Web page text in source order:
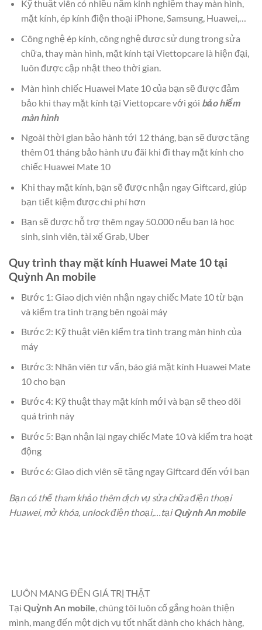
Kỹ thuật viên có nhiều năm kinh nghiệm thay màn hình,
mặt kính, ép kính điện thoại iPhone, Samsung, Huawei,…
Công nghệ ép kính, công nghệ được sử dụng trong sửa
chữa, thay màn hình, mặt kính tại Viettopcare là hiện đại,
luôn được cập nhật theo thời gian.
Màn hình chiếc Huawei Mate 10 của bạn sẽ được đảm
bảo khi thay mặt kính tại Viettopcare với gói bảo hiểm
màn hình
Ngoài thời gian bảo hành tới 12 tháng, bạn sẽ được tặng
thêm 01 tháng bảo hành ưu đãi khi đi thay mặt kính cho
chiếc Huawei Mate 10
Khi thay mặt kính, bạn sẽ được nhận ngay Giftcard, giúp
bạn tiết kiệm được chi phí hơn
Bạn sẽ được hỗ trợ thêm ngay 50.000 nếu bạn là học
sinh, sinh viên, tài xế Grab, Uber
Quy trình thay mặt kính Huawei Mate 10 tại
Quỳnh An mobile
Bước 1: Giao dịch viên nhận ngay chiếc Mate 10 từ bạn
và kiểm tra tình trạng bên ngoài máy
Bước 2: Kỹ thuật viên kiểm tra tình trạng màn hình của
máy
Bước 3: Nhân viên tư vấn, báo giá mặt kính Huawei Mate
10 cho bạn
Bước 4: Kỹ thuật thay mặt kính mới và bạn sẽ theo dõi
quá trình này
Bước 5: Bạn nhận lại ngay chiếc Mate 10 và kiểm tra hoạt
động
Bước 6: Giao dịch viên sẽ tặng ngay Giftcard đến với bạn
Bạn có thể tham khảo thêm dịch vụ sửa chữa điện thoại
Huawei, mở khóa, unlock điện thoại,…tạiQuỳnh An mobile
LUÔN MANG ĐẾN GIÁ TRỊ THẬT
Tại Quỳnh An mobile, chúng tôi luôn cố gắng hoàn thiện
mình, mang đến một dịch vụ tốt nhất dành cho khách hàng,